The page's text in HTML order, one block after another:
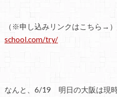
（※申し込みリンクはこちら→）
school.com/try/
なんと、6/19 明日の大阪は現